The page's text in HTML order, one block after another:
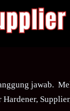
jawab.